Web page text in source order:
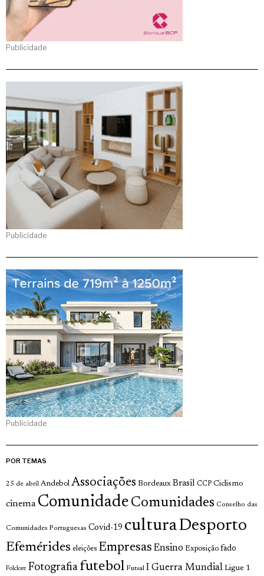
Publicidade
Publicidade
Publicidade
POR TEMAS
25 de abril Andebol Associações Bordeaux Brasil CCP Ciclismo
cinema Comunidade Comunidades Conselho das
Comunidades Portuguesas Covid-19 culturaDesporto
Efemérides eleições Empresas Ensino Exposição fado
Folclore Fotografia futebol Futsal I Guerra Mundial Ligue 1